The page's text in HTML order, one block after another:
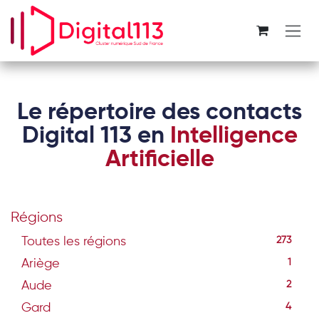
Se rendre au contenu
Le répertoire des contacts
Digital 113 en Intelligence
Artificielle
Régions
Toutes les régions 273
Ariège 1
Aude 2
Gard 4